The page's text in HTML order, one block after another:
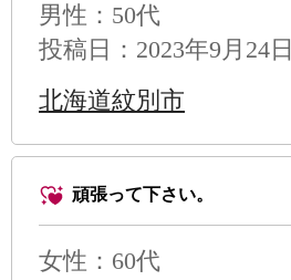
男性 ：50代
投稿日：2023年9月24
北海道紋別市
頑張って下さい。
女性：60代